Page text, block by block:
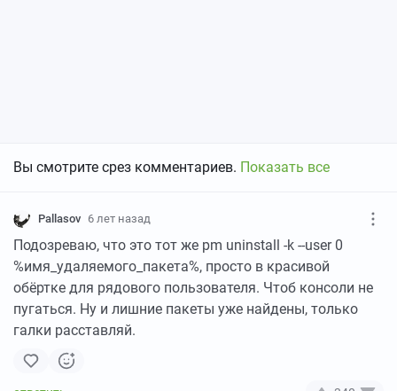
Вы смотрите срез комментариев. Показать все
Pallasov 6 лет назад
Подозреваю, что это тот же pm uninstall -k --user 0
%имя_удаляемого_пакета%, просто в красивой
обёртке для рядового пользователя. Чтоб консоли не
пугаться. Ну и лишние пакеты уже найдены, только
галки расставляй.